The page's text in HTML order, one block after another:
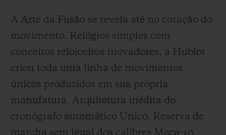
A Arte da Fusão se revela até no coração do
movimento. Relógios simples com
conceitos relojoeiros inovadores, a Hublot
criou toda uma linha de movimentos
únicos produzidos em sua própria
manufatura. Arquitetura inédita do
cronógrafo automático Unico. Reserva de
marcha sem igual dos calibres Meca-10,